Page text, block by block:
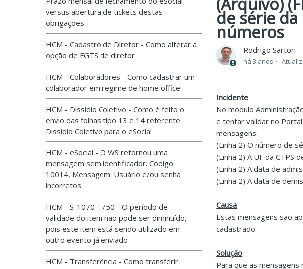
versus abertura de tickets destas
obrigações
HCM - Cadastro de Diretor - Como alterar a
opção de FGTS de diretor
HCM - Colaboradores - Como cadastrar um
colaborador em regime de home office
HCM - Dissídio Coletivo - Como é feito o
envio das folhas tipo 13 e 14 referente
Dissídio Coletivo para o eSocial
HCM - eSocial - O WS retornou uma
mensagem sem identificador. Código:
10014, Mensagem: Usuário e/ou senha
incorretos
HCM - S-1070 - 750 - O período de
validade do item não pode ser diminuído,
pois este item está sendo utilizado em
outro evento já enviado
HCM - Transferência - Como transferir
de série
números
Rodrigo Sartori
há 3 anos
Incidente
No módulo
e tentar validar no
mensagens:
(Linha 2) O número de
(Linha 2) A UF da CTPS
(Linha 2) A data de
(Linha 2) A data de
Causa
Estas mensagens são
cadastrado.
Solução
Para que as